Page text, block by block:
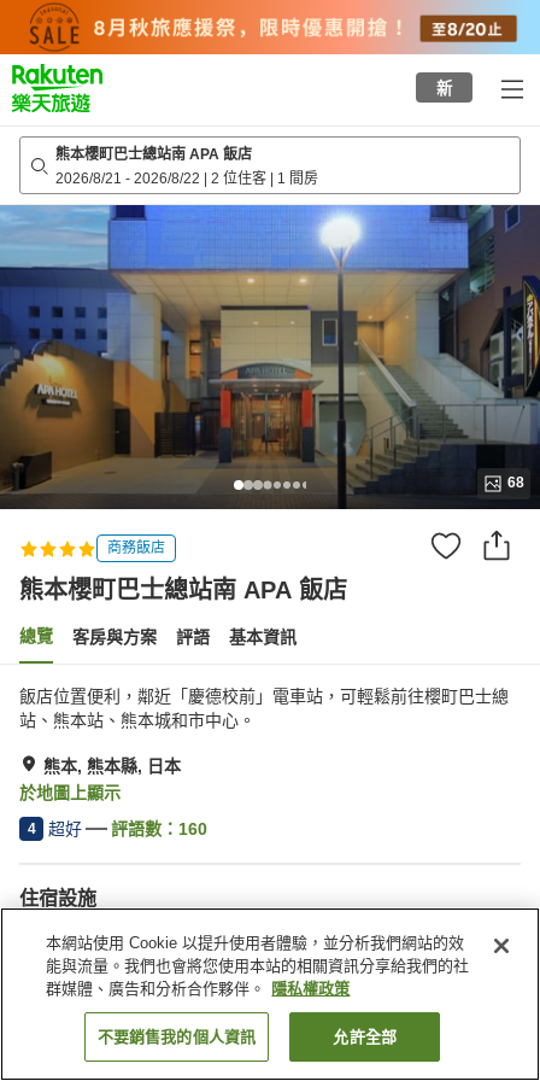
top
page
新
熊本櫻町巴士總站南 APA 飯店
2026/8/21 - 2026/8/22 | 2 位住客 | 1 間房
68
商務飯店
熊本櫻町巴士總站南 APA 飯店
總覽 客房與方案 評語 基本資訊
飯店位置便利，鄰近「慶德校前」電車站，可輕鬆前往櫻町巴士總
站、熊本站、熊本城和市中心。
熊本, 熊本縣, 日本
於地圖上顯示
4 超好 評語數： 160
住宿設施
Spa／美容沙龍
餐廳
自動販賣機
公共澡堂
找客房
本網站使用 Cookie 以提升使用者體驗，並分析我們網站的效
能與流量。我們也會將您使用本站的相關資訊分享給我們的社
群媒體、廣告和分析合作夥伴。
隱私權政策
不要銷售我的個人資訊 允許全部